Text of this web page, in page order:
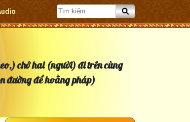
chớ hai (người) đi trên cùng
đường để hoằng pháp)